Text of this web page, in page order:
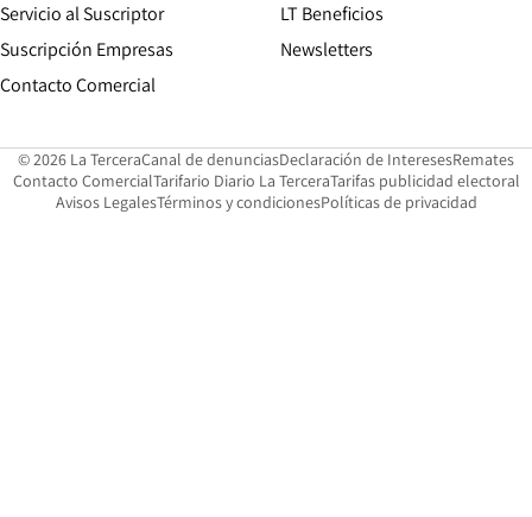
Servicio al Suscriptor
Suscripción Empresas
Contacto ComercialOpens in new window
LT Beneficios
Newsletters
© 2026 La TerceraCanal de denunciasOpens in new window
Declaración de InteresesOpens in
Remates
Contacto ComercialOpens in new window
Tarifario Diario La TerceraOpens in new window
Tarifas publicidad electoral
Avisos LegalesOpens in new window
Términos y condicionesPolíticas de privacidad